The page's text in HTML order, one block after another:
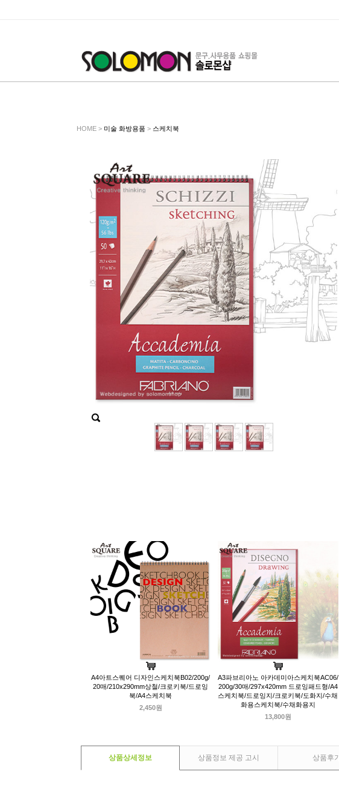
HOME > 미술 화방용품 > 스케치북
A4아트스퀘어 디자인스케치북B02/200g/
20매/210x290mm상철/크로키북/드로잉
북/A4스케치북
2,450원
A3파브리아노 아카데미아스케치북AC06/
200g/30매/297x420mm 드로잉패드형/A4
스케치북/드로잉지/크로키북/도화지/수채
화용스케치북/수채화용지
13,800원
상품상세정보 상품정보 제공 고시 상품후기